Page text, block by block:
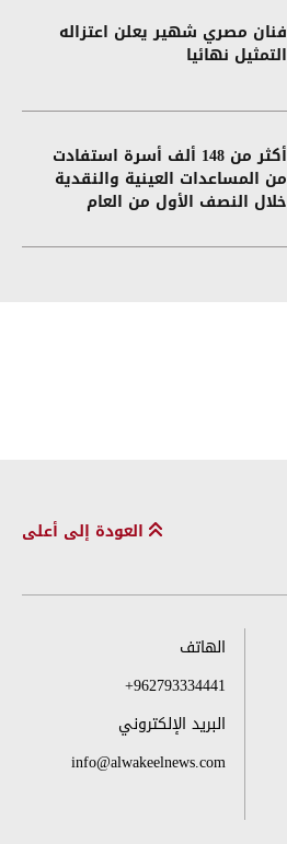
فنان مصري شهير يعلن اعتزاله
التمثيل نهائيا
أكثر من 148 ألف أسرة استفادت
من المساعدات العينية والنقدية
خلال النصف الأول من العام
العودة إلى أعلى
الهاتف
+962793334441
البريد الإلكتروني
info@alwakeelnews.com